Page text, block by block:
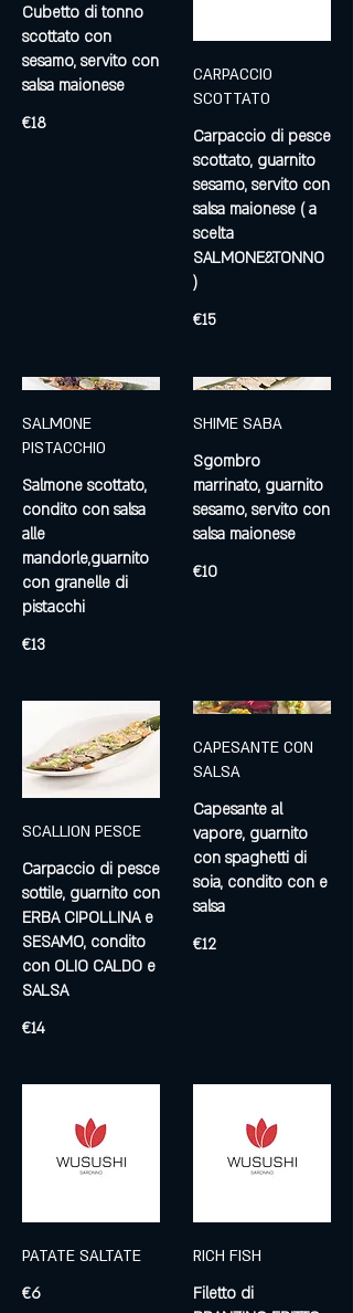
Cubetto di tonno
scottato con
sesamo, servito con
salsa maionese
€18
CARPACCIO
SCOTTATO
Carpaccio di pesce
scottato, guarnito
sesamo, servito con
salsa maionese ( a
scelta
SALMONE&TONNO
)
€15
SALMONE
PISTACCHIO
Salmone scottato,
condito con salsa
alle
mandorle,guarnito
con granelle di
pistacchi
€13
SHIME SABA
Sgombro
marrinato, guarnito
sesamo, servito con
salsa maionese
€10
SCALLION PESCE
Carpaccio di pesce
sottile, guarnito con
ERBA CIPOLLINA e
SESAMO, condito
con OLIO CALDO e
SALSA
€14
CAPESANTE CON
SALSA
Capesante al
vapore, guarnito
con spaghetti di
soia, condito con e
salsa
€12
PATATE SALTATE
€6
RICH FISH
Filetto di